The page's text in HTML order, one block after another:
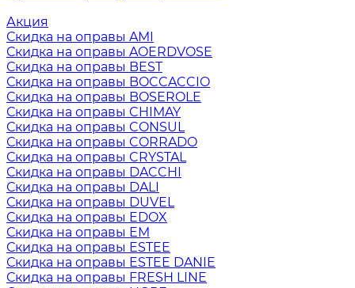
Акция
Скидка на оправы AMI
Скидка на оправы AOERDVOSE
Скидка на оправы BEST
Скидка на оправы BOCCACCIO
Скидка на оправы BOSEROLE
Скидка на оправы CHIMAY
Скидка на оправы CONSUL
Скидка на оправы CORRADO
Скидка на оправы CRYSTAL
Скидка на оправы DACCHI
Скидка на оправы DALI
Скидка на оправы DUVEL
Скидка на оправы EDOX
Скидка на оправы EM
Скидка на оправы ESTEE
Скидка на оправы ESTEE DANIE
Скидка на оправы FRESH LINE